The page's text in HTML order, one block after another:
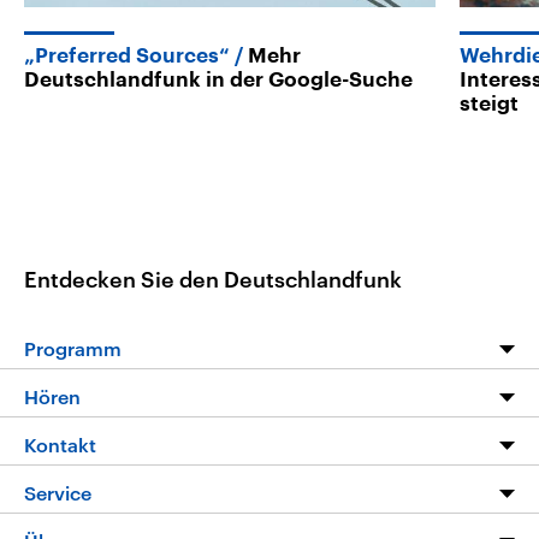
„Preferred Sources“
Mehr
Deutschlandfunk in der Google-Suche
steigt
Entdecken Sie den Deutschlandfunk
Programm
Programm
Die Nachrichten
Nachrichtenleicht
Hören
Livestream
Podcasts
Kontakt
Hörerservice
Service